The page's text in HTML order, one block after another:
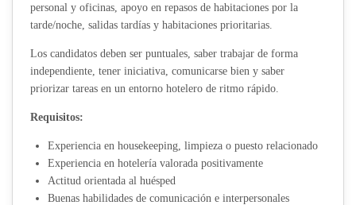
personal y oficinas, apoyo en repasos de habitaciones por la
tarde/noche, salidas tardías y habitaciones prioritarias.
Los candidatos deben ser puntuales, saber trabajar de forma
independiente, tener iniciativa, comunicarse bien y saber
priorizar tareas en un entorno hotelero de ritmo rápido.
Requisitos:
Experiencia en housekeeping, limpieza o puesto relacionado
Experiencia en hotelería valorada positivamente
Actitud orientada al huésped
Buenas habilidades de comunicación e interpersonales